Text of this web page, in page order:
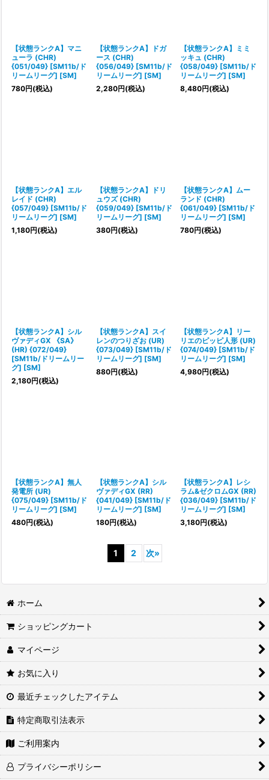
【状態ランクA】マニ
ューラ (CHR)
{051/049} [SM11b/ド
リームリーグ] [SM]
780円(税込)
【状態ランクA】ドガ
ース (CHR)
{056/049} [SM11b/ド
リームリーグ] [SM]
2,280円(税込)
【状態ランクA】ミミ
ッキュ (CHR)
{058/049} [SM11b/ド
リームリーグ] [SM]
8,480円(税込)
【状態ランクA】エル
レイド (CHR)
{057/049} [SM11b/ド
リームリーグ] [SM]
1,180円(税込)
【状態ランクA】ドリ
ュウズ (CHR)
{059/049} [SM11b/ド
リームリーグ] [SM]
380円(税込)
【状態ランクA】ムー
ランド (CHR)
{061/049} [SM11b/ド
リームリーグ] [SM]
780円(税込)
【状態ランクA】シル
ヴァディGX 《SA》
(HR) {072/049}
[SM11b/ドリームリー
グ] [SM]
2,180円(税込)
【状態ランクA】スイ
レンのつりざお (UR)
{073/049} [SM11b/ド
リームリーグ] [SM]
880円(税込)
【状態ランクA】リー
リエのピッピ人形 (UR)
{074/049} [SM11b/ド
リームリーグ] [SM]
4,980円(税込)
【状態ランクA】無人
発電所 (UR)
{075/049} [SM11b/ド
リームリーグ] [SM]
480円(税込)
【状態ランクA】シル
ヴァディGX (RR)
{041/049} [SM11b/ド
リームリーグ] [SM]
180円(税込)
【状態ランクA】レシ
ラム&ゼクロムGX (RR)
{036/049} [SM11b/ド
リームリーグ] [SM]
3,180円(税込)
1 2 次»
ホーム
ショッピングカート
マイページ
お気に入り
最近チェックしたアイテム
特定商取引法表示
ご利用案内
プライバシーポリシー